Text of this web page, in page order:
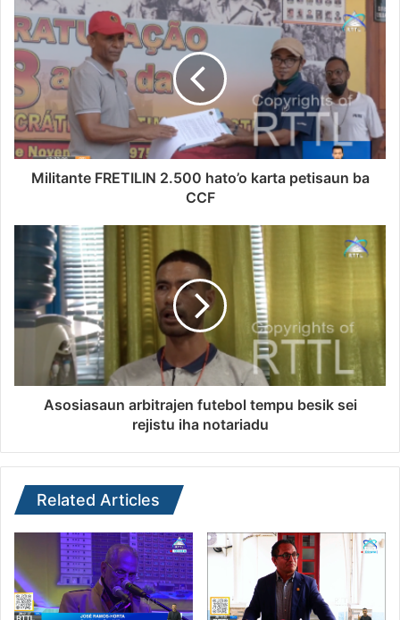
Militante FRETILIN 2.500 hato’o karta petisaun ba
CCF
Asosiasaun arbitrajen futebol tempu besik sei
rejistu iha notariadu
Related Articles